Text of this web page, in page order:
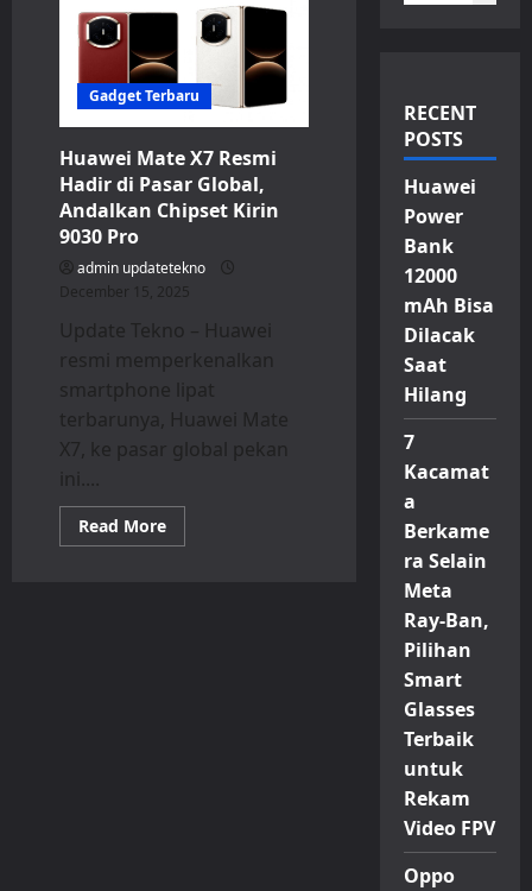
Gadget Terbaru
Huawei Mate X7 Resmi
Hadir di Pasar Global,
Andalkan Chipset Kirin
9030 Pro
admin updatetekno
December 15, 2025
Update Tekno – Huawei
resmi memperkenalkan
smartphone lipat
terbarunya, Huawei Mate
X7, ke pasar global pekan
ini....
Read MoreRead
more
RECENT
POSTS
Huawei
Power
Bank
12000
mAh Bisa
Dilacak
Saat
Hilang
7
Kacamat
a
Berkame
ra Selain
Meta
Ray-Ban,
Pilihan
Smart
Glasses
Terbaik
untuk
Rekam
Video FPV
Oppo